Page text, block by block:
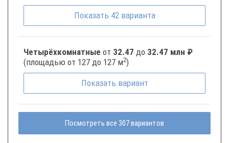
Показать 42 варианта
Четырёхкомнатные от 32.47 до 32.47 млн ₽
(площадью от 127 до 127 м2)
Показать вариант
Посмотреть все 307 вариантов